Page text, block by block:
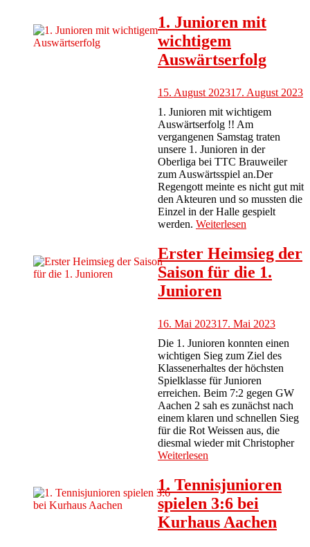
1. Junioren mit
wichtigem
Auswärtserfolg
15. August 202317. August 2023
1. Junioren mit wichtigem
Auswärtserfolg !! Am
vergangenen Samstag traten
unsere 1. Junioren in der
Oberliga bei TTC Brauweiler
zum Auswärtsspiel an.Der
Regengott meinte es nicht gut mit
den Akteuren und so mussten die
Einzel in der Halle gespielt
werden. Weiterlesen
Erster Heimsieg der
Saison für die 1.
Junioren
16. Mai 202317. Mai 2023
Die 1. Junioren konnten einen
wichtigen Sieg zum Ziel des
Klassenerhaltes der höchsten
Spielklasse für Junioren
erreichen. Beim 7:2 gegen GW
Aachen 2 sah es zunächst nach
einem klaren und schnellen Sieg
für die Rot Weissen aus, die
diesmal wieder mit Christopher
Weiterlesen
1. Tennisjunioren
spielen 3:6 bei
Kurhaus Aachen